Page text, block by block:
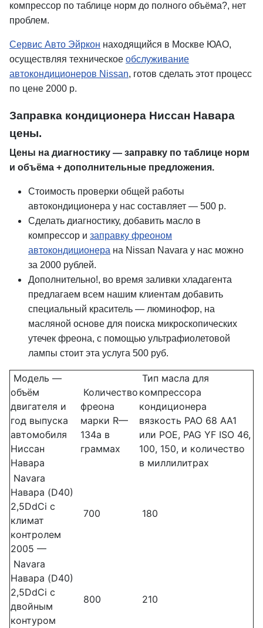
компрессор по таблице норм до полного объёма?, нет
проблем.
Сервис Авто Эйркон находящийся в Москве ЮАО,
осуществляя техническое обслуживание
автокондиционеров Nissan, готов сделать этот процесс
по цене 2000 р.
Заправка кондиционера Ниссан Навара
цены.
Цены на диагностику — заправку по таблице норм
и объёма + дополнительные предложения.
Стоимость проверки общей работы
автокондиционера у нас составляет — 500 р.
Сделать диагностику, добавить масло в
компрессор и заправку фреоном
автокондиционера на Nissan Navara у нас можно
за 2000 рублей.
Дополнительно!, во время заливки хладагента
предлагаем всем нашим клиентам добавить
специальный краситель — люминофор, на
масляной основе для поиска микроскопических
утечек фреона, с помощью ультрафиолетовой
лампы стоит эта услуга 500 руб.
Модель —
объём
двигателя и
год выпуска
автомобиля
Ниссан
Навара
Количество
фреона
марки R—
134a в
граммах
Тип масла для
компрессора
кондиционера
вязкость PAO 68 AA1
или POE, PAG YF ISO 46,
100, 150, и количество
в миллилитрах
Navara
Навара (D40)
2,5DdCi с
климат
контролем
2005 —
700 180
Navara
Навара (D40)
2,5DdCi с
двойным
контуром
800 210